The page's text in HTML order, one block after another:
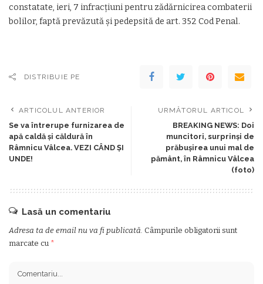
constatate, ieri, 7 infracțiuni pentru zădărnicirea combaterii
bolilor, faptă prevăzută și pedepsită de art. 352 Cod Penal.
DISTRIBUIE PE
ARTICOLUL ANTERIOR
Se va întrerupe furnizarea de
apă caldă și căldură în
Râmnicu Vâlcea. VEZI CÂND ȘI
UNDE!
URMĂTORUL ARTICOL
BREAKING NEWS: Doi
muncitori, surprinși de
prăbușirea unui mal de
pământ, în Râmnicu Vâlcea
(foto)
Lasă un comentariu
Adresa ta de email nu va fi publicată. Câmpurile obligatorii sunt
marcate cu *